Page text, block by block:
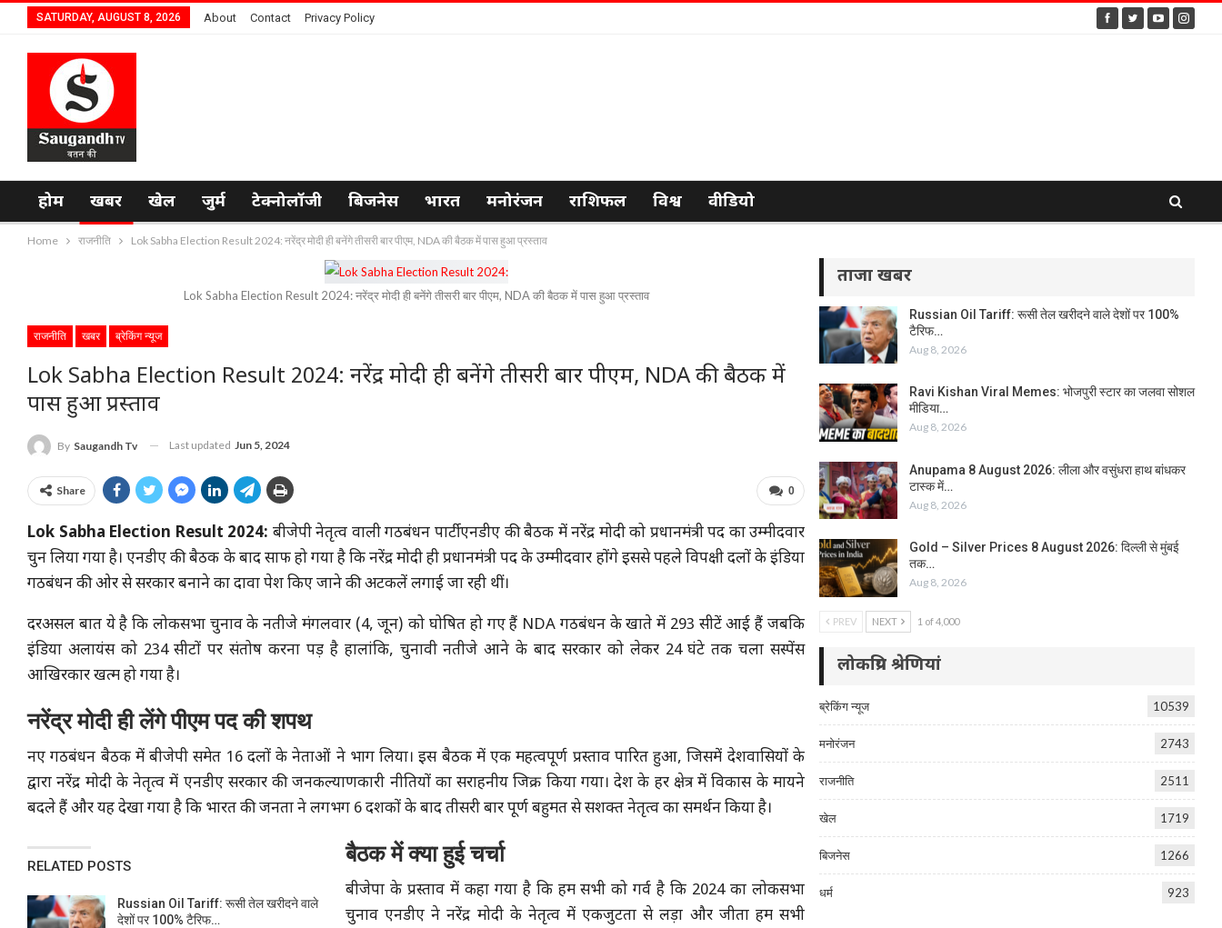
SATURDAY, AUGUST 8, 2026 About Contact Privacy Policy
होम खबर खेल जुर्म टेक्नोलॉजी बिजनेस भारत मनोरंजन राशिफल विश्व वीडियो
Home राजनीति Lok Sabha Election Result 2024: नरेंद्र मोदी ही बनेंगे तीसरी बार पीएम, NDA की बैठक में पास हुआ प्रस्ताव
Lok Sabha Election Result 2024: नरेंद्र मोदी ही बनेंगे तीसरी बार पीएम, NDA की बैठक में पास हुआ प्रस्ताव
राजनीति खबर ब्रेकिंग न्यूज
Lok Sabha Election Result 2024: नरेंद्र मोदी ही बनेंगे तीसरी बार पीएम, NDA की बैठक में
पास हुआ प्रस्ताव
By Saugandh Tv Last updated Jun 5, 2024
0
Share
Lok Sabha Election Result 2024: बीजेपी नेतृत्व वाली गठबंधन पार्टी एनडीए की बैठक में नरेंद्र मोदी को प्रधानमंत्री पद का उम्मीदवार
चुन लिया गया है। एनडीए की बैठक के बाद साफ हो गया है कि नरेंद्र मोदी ही प्रधानमंत्री पद के उम्मीदवार होंगे इससे पहले विपक्षी दलों के इंडिया
गठबंधन की ओर से सरकार बनाने का दावा पेश किए जाने की अटकलें लगाई जा रही थीं।
दरअसल बात ये है कि लोकसभा चुनाव के नतीजे मंगलवार (4, जून) को घोषित हो गए हैं NDA गठबंधन के खाते में 293 सीटें आई हैं जबकि
इंडिया अलायंस को 234 सीटों पर संतोष करना पड़ है हालांकि, चुनावी नतीजे आने के बाद सरकार को लेकर 24 घंटे तक चला सस्पेंस
आखिरकार खत्म हो गया है।
नरेंद्र मोदी ही लेंगे पीएम पद की शपथ
नए गठबंधन बैठक में बीजेपी समेत 16 दलों के नेताओं ने भाग लिया। इस बैठक में एक महत्वपूर्ण प्रस्ताव पारित हुआ, जिसमें देशवासियों के
द्वारा नरेंद्र मोदी के नेतृत्व में एनडीए सरकार की जनकल्याणकारी नीतियों का सराहनीय जिक्र किया गया। देश के हर क्षेत्र में विकास के मायने
बदले हैं और यह देखा गया है कि भारत की जनता ने लगभग 6 दशकों के बाद तीसरी बार पूर्ण बहुमत से सशक्त नेतृत्व का समर्थन किया है।
RELATED POSTS
Russian Oil Tariff: रूसी तेल खरीदने वाले
देशों पर 100% टैरिफ…
बैठक में क्या हुई चर्चा
बीजेपा के प्रस्ताव में कहा गया है कि हम सभी को गर्व है कि 2024 का लोकसभा
चुनाव एनडीए ने नरेंद्र मोदी के नेतृत्व में एकजुटता से लड़ा और जीता हम सभी
ताजा खबर
Russian Oil Tariff: रूसी तेल खरीदने वाले देशों पर 100%
टैरिफ…
Aug 8, 2026
Ravi Kishan Viral Memes: भोजपुरी स्टार का जलवा सोशल
मीडिया…
Aug 8, 2026
Anupama 8 August 2026: लीला और वसुंधरा हाथ बांधकर
टास्क में…
Aug 8, 2026
Gold – Silver Prices 8 August 2026: दिल्ली से मुंबई
तक…
Aug 8, 2026
PREV NEXT 1 of 4,000
लोकप्रिय श्रेणियां
ब्रेकिंग न्यूज 10539
मनोरंजन 2743
राजनीति 2511
खेल 1719
बिजनेस 1266
धर्म 923